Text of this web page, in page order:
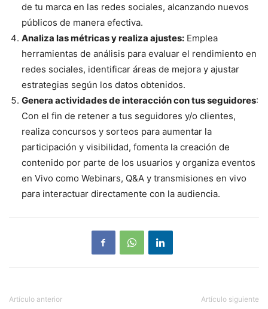
de tu marca en las redes sociales, alcanzando nuevos
públicos de manera efectiva.
Analiza las métricas y realiza ajustes: Emplea
herramientas de análisis para evaluar el rendimiento en
redes sociales, identificar áreas de mejora y ajustar
estrategias según los datos obtenidos.
Genera actividades de interacción con tus seguidores:
Con el fin de retener a tus seguidores y/o clientes,
realiza concursos y sorteos para aumentar la
participación y visibilidad, fomenta la creación de
contenido por parte de los usuarios y organiza eventos
en Vivo como Webinars, Q&A y transmisiones en vivo
para interactuar directamente con la audiencia.
Artículo anterior Artículo siguiente